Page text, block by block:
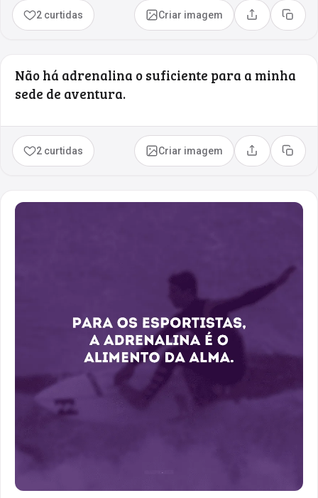
2 curtidas Criar imagem Compartilhar
Copiar
Não há adrenalina o suficiente para a minha
sede de aventura.
2 curtidas Criar imagem Compartilhar
Copiar